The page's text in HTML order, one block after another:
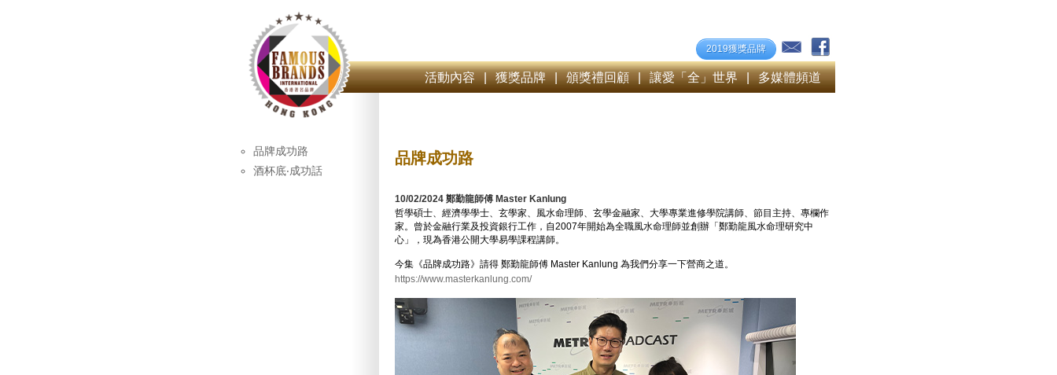
2019獲獎品牌
活動內容 | 獲獎品牌 | 頒獎禮回顧 | 讓愛「全」世界 | 多媒體頻道
品牌成功路
酒杯底‧成功話
品牌成功路
10/02/2024 鄭勤龍師傅 Master Kanlung
哲學碩士、經濟學學士、玄學家、風水命理師、玄學金融家、大學專業進修學院講師、節目主持、專欄作
家。曾於金融行業及投資銀行工作，自2007年開始為全職風水命理師並創辦「鄭勤龍風水命理研究中
心」，現為香港公開大學易學課程講師。
今集《品牌成功路》請得 鄭勤龍師傅 Master Kanlung 為我們分享一下營商之道。
https://www.masterkanlung.com/